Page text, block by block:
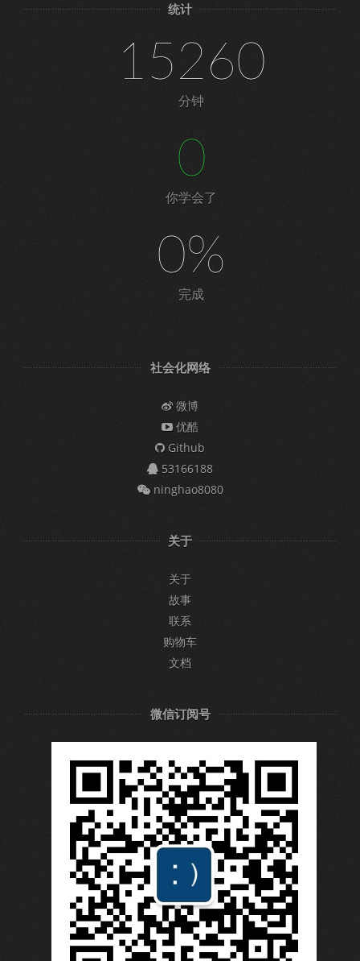
统计
15260
分钟
0
你学会了
0%
完成
社会化网络
微博
优酷
Github
53166188
ninghao8080
关于
关于
故事
联系
购物车
文档
微信订阅号